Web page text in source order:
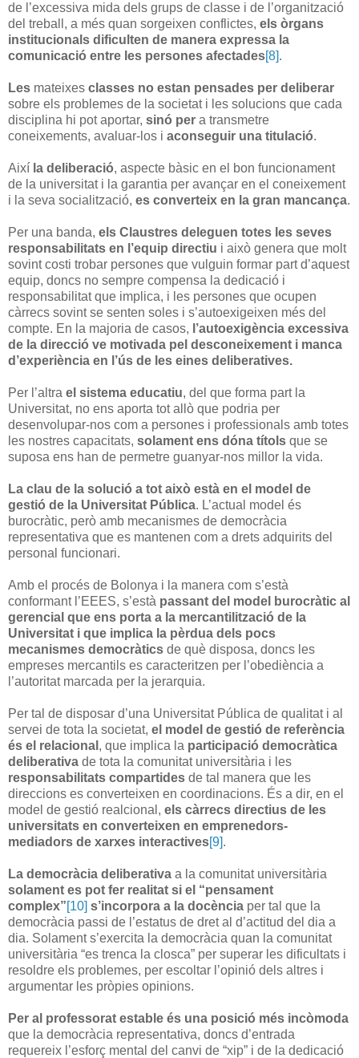
de l’excessiva mida dels grups de classe i de l’organització
del treball, a més quan sorgeixen conflictes, els òrgans
institucionals dificulten de manera expressa la
comunicació entre les persones afectades[8].
Les mateixes classes no estan pensades per deliberar
sobre els problemes de la societat i les solucions que cada
disciplina hi pot aportar, sinó per a transmetre
coneixements, avaluar-los i aconseguir una titulació.
Així la deliberació, aspecte bàsic en el bon funcionament
de la universitat i la garantia per avançar en el coneixement
i la seva socialització, es converteix en la gran mancança.
Per una banda, els Claustres deleguen totes les seves
responsabilitats en l’equip directiu i això genera que molt
sovint costi trobar persones que vulguin formar part d’aquest
equip, doncs no sempre compensa la dedicació i
responsabilitat que implica, i les persones que ocupen
càrrecs sovint se senten soles i s’autoexigeixen més del
compte. En la majoria de casos, l’autoexigència excessiva
de la direcció ve motivada pel desconeixement i manca
d’experiència en l’ús de les eines deliberatives.
Per l’altra el sistema educatiu, del que forma part la
Universitat, no ens aporta tot allò que podria per
desenvolupar-nos com a persones i professionals amb totes
les nostres capacitats, solament ens dóna títols que se
suposa ens han de permetre guanyar-nos millor la vida.
La clau de la solució a tot això està en el model de
gestió de la Universitat Pública. L’actual model és
burocràtic, però amb mecanismes de democràcia
representativa que es mantenen com a drets adquirits del
personal funcionari.
Amb el procés de Bolonya i la manera com s’està
conformant l’EEES, s’està passant del model burocràtic al
gerencial que ens porta a la mercantilització de la
Universitat i que implica la pèrdua dels pocs
mecanismes democràtics de què disposa, doncs les
empreses mercantils es caracteritzen per l’obediència a
l’autoritat marcada per la jerarquia.
Per tal de disposar d’una Universitat Pública de qualitat i al
servei de tota la societat, el model de gestió de referència
és el relacional , que implica la participació democràtica
deliberativa de tota la comunitat universitària i les
responsabilitats compartides de tal manera que les
direccions es converteixen en coordinacions. És a dir, en el
model de gestió realcional, els càrrecs directius de les
universitats en converteixen en emprenedors-
mediadors de xarxes interactives[9].
La democràcia deliberativa a la comunitat universitària
solament es pot fer realitat si el “pensament
complex”[10] s’incorpora a la docència per tal que la
democràcia passi de l’estatus de dret al d’actitud del dia a
dia. Solament s’exercita la democràcia quan la comunitat
universitària “es trenca la closca” per superar les dificultats i
resoldre els problemes, per escoltar l’opinió dels altres i
argumentar les pròpies opinions.
Per al professorat estable és una posició més incòmoda
que la democràcia representativa, doncs d’entrada
requereix l’esforç mental del canvi de “xip” i de la dedicació